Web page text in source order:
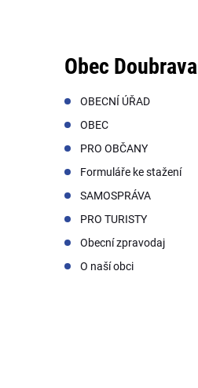
Obec Doubrava
OBECNÍ ÚŘAD
OBEC
PRO OBČANY
Formuláře ke stažení
SAMOSPRÁVA
PRO TURISTY
Obecní zpravodaj
O naší obci